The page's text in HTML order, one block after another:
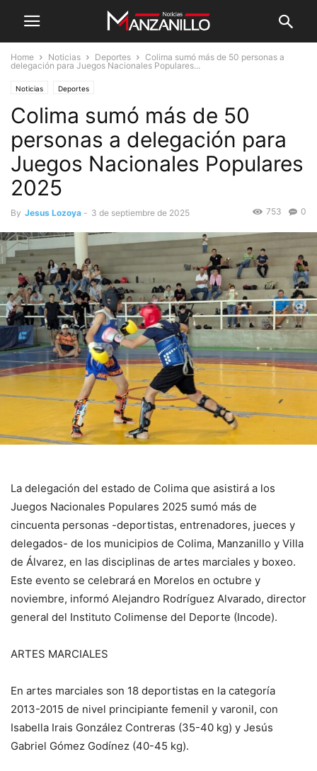
Home Noticias Deportes
Colima sumó más de 50 personas a
delegación para Juegos Nacionales Populares...
Noticias Deportes
Colima sumó más de 50
personas a delegación para
Juegos Nacionales Populares
2025
By Jesus Lozoya - 3 de septiembre de 2025 0
753
La delegación del estado de Colima que asistirá a los
Juegos Nacionales Populares 2025 sumó más de
cincuenta personas -deportistas, entrenadores, jueces y
delegados- de los municipios de Colima, Manzanillo y Villa
de Álvarez, en las disciplinas de artes marciales y boxeo.
Este evento se celebrará en Morelos en octubre y
noviembre, informó Alejandro Rodríguez Alvarado, director
general del Instituto Colimense del Deporte (Incode).
ARTES MARCIALES
En artes marciales son 18 deportistas en la categoría
2013-2015 de nivel principiante femenil y varonil, con
Isabella Irais González Contreras (35-40 kg) y Jesús
Gabriel Gómez Godínez (40-45 kg).